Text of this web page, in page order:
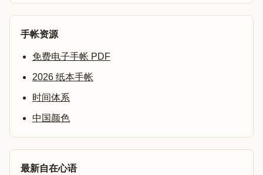
手帐资源
免费电子手帐 PDF
2026 纸本手帐
时间体系
中国颜色
最新自在心语